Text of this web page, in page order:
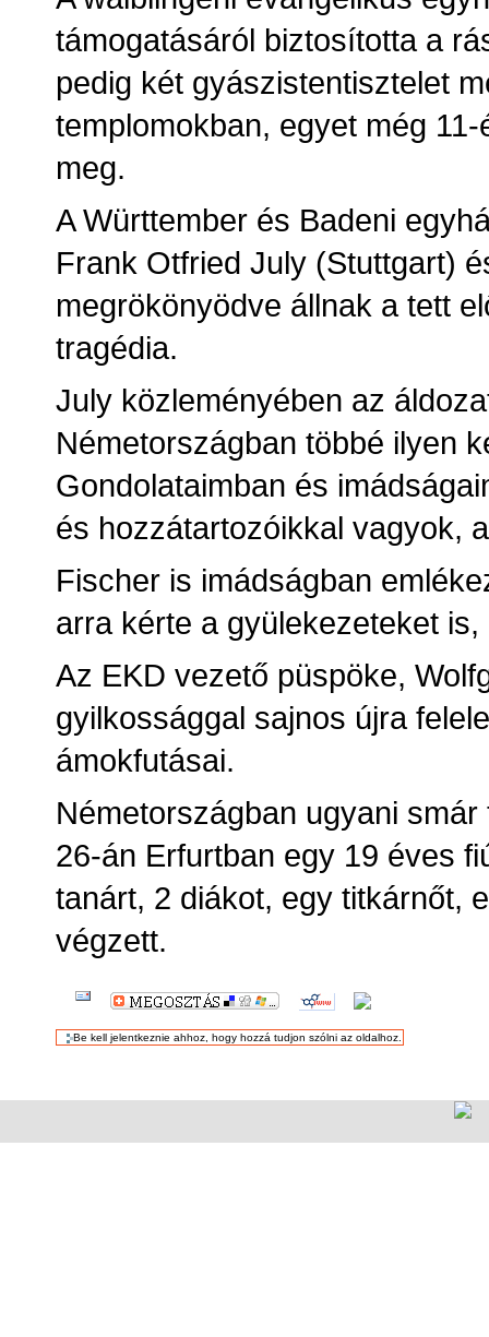
támogatásáról biztosította a
pedig két gyászistentisztelet
templomokban, egyet még
meg.
A Württember és Badeni
Frank Otfried July (Stuttgart)
megrökönyödve állnak a tett
tragédia.
July közleményében az
Németországban többé ilyen
Gondolataimban és
és hozzátartozóikkal vagyok,
Fischer is imádságban
arra kérte a gyülekezeteket
Az EKD vezető püspöke,
gyilkossággal sajnos újra
ámokfutásai.
Németországban ugyani
26-án Erfurtban egy 19 éves
tanárt, 2 diákot, egy titkárnőt,
végzett.
DOKUMENTUMMAL